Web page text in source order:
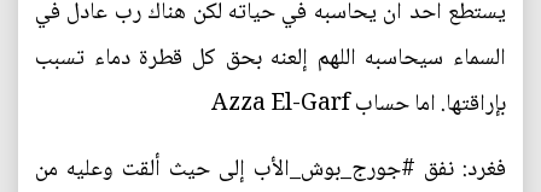
يستطع احد ان يحاسبه في حياته لكن هناك رب عادل في
السماء سيحاسبه اللهم إلعنه بحق كل قطرة دماء تسبب
بإراقتها. اما حساب Azza El-Garf
فغرد: نفق #جورج_بوش_الأب إلى حيث ألقت وعليه من